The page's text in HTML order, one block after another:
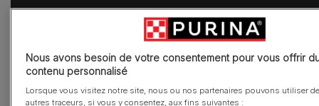
Nous avons besoin de votre consentement pour vous offrir
contenu personnalisé
Lorsque vous visitez notre site, nous ou nos partenaires pouvons utiliser
autres traceurs, si vous y consentez, aux fins suivantes :